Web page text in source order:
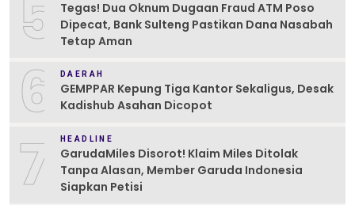
5
Tegas! Dua Oknum Dugaan Fraud ATM Poso
Dipecat, Bank Sulteng Pastikan Dana Nasabah
Tetap Aman
6 DAERAH
GEMPPAR Kepung Tiga Kantor Sekaligus, Desak
Kadishub Asahan Dicopot
7 HEADLINE
GarudaMiles Disorot! Klaim Miles Ditolak
Tanpa Alasan, Member Garuda Indonesia
Siapkan Petisi